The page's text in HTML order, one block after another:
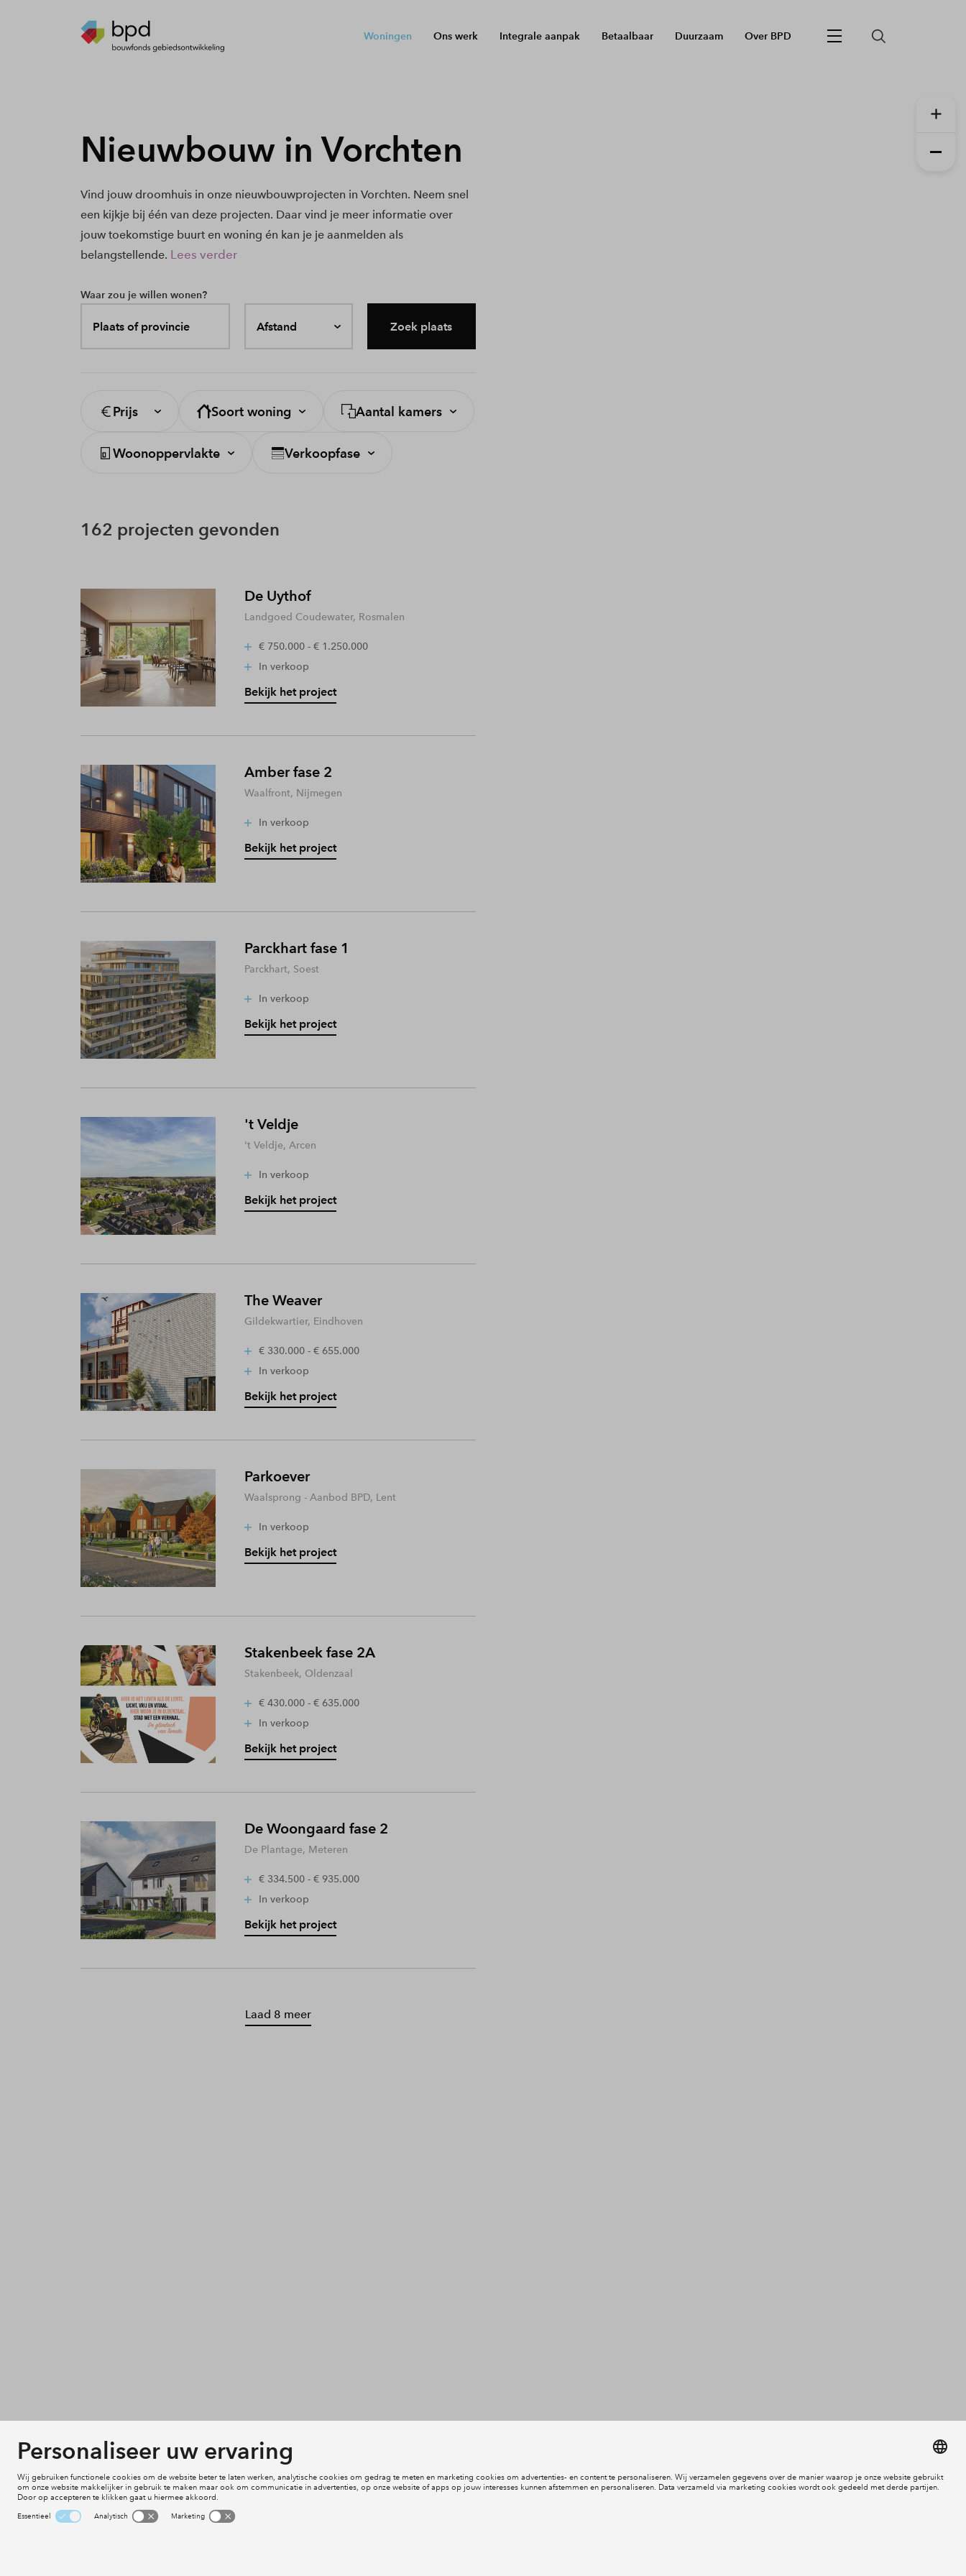
Woningen Ons werk Integrale aanpak Betaalbaar Duurzaam Over BPD
Nieuwbouw in Vorchten
Vind jouw droomhuis in onze nieuwbouwprojecten in Vorchten. Neem snel
een kijkje bij één van deze projecten. Daar vind je meer informatie over
jouw toekomstige buurt en woning én kan je je aanmelden als
belangstellende. Lees verder
Waar zou je willen wonen?
Plaats of provincie Afstand Zoek plaats
Prijs Soort woning Aantal kamers
Woonoppervlakte Verkoopfase
162 projecten gevonden
De Uythof
Landgoed Coudewater, Rosmalen
€ 750.000 - € 1.250.000
In verkoop
Bekijk het project
Amber fase 2
Waalfront, Nijmegen
In verkoop
Bekijk het project
Parckhart fase 1
Parckhart, Soest
In verkoop
Bekijk het project
't Veldje
't Veldje, Arcen
In verkoop
Bekijk het project
The Weaver
Gildekwartier, Eindhoven
€ 330.000 - € 655.000
In verkoop
Bekijk het project
Parkoever
Waalsprong - Aanbod BPD, Lent
In verkoop
Bekijk het project
Stakenbeek fase 2A
Stakenbeek, Oldenzaal
€ 430.000 - € 635.000
In verkoop
Bekijk het project
De Woongaard fase 2
De Plantage, Meteren
€ 334.500 - € 935.000
In verkoop
Bekijk het project
Laad 8 meer